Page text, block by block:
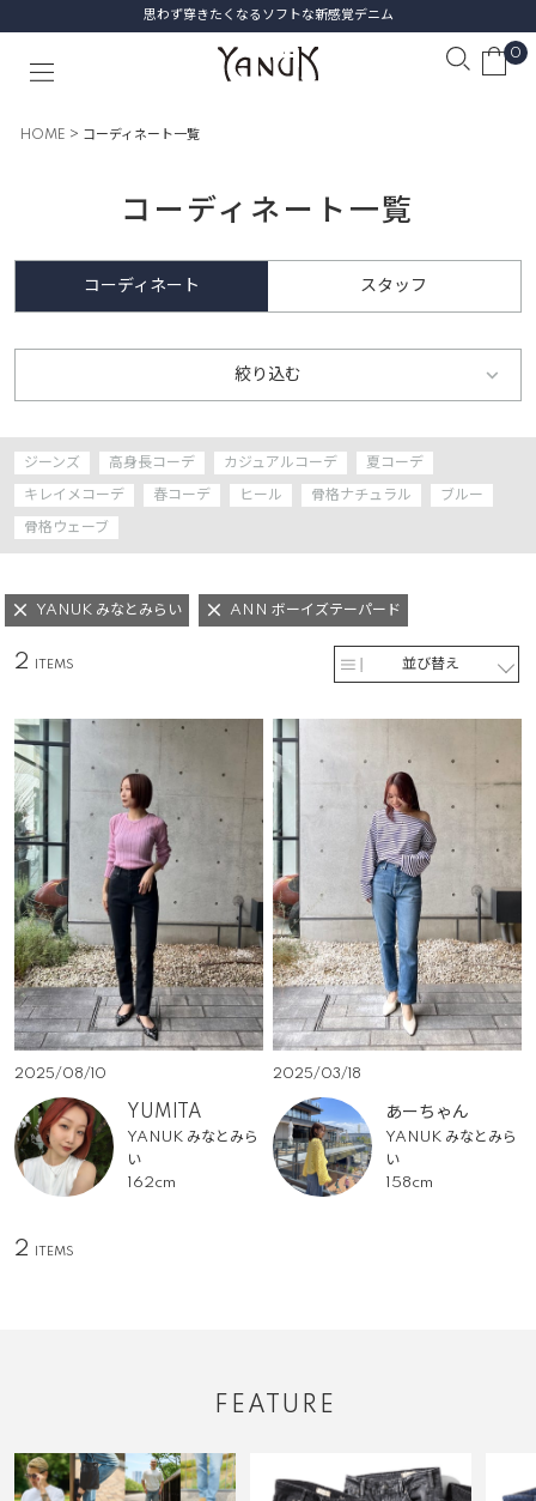
思わず穿きたくなるソフトな新感覚デニム
0
HOME コーディネート一覧
コーディネート一覧
コーディネート スタッフ
絞り込む
ジーンズ 高身長コーデ カジュアルコーデ 夏コーデ
キレイメコーデ 春コーデ ヒール 骨格ナチュラル ブルー
骨格ウェーブ
YANUK みなとみらい ANN ボーイズテーパード
並び替え
2
2025/08/10
YUMITA
YANUK みなとみら
い
162cm
2025/03/18
あーちゃん
YANUK みなとみら
い
158cm
2
FEATURE